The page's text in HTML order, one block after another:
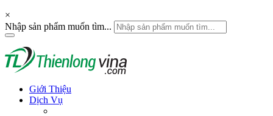
×
Nhập sản phẩm muốn tìm...
Giới Thiệu
Dịch Vụ